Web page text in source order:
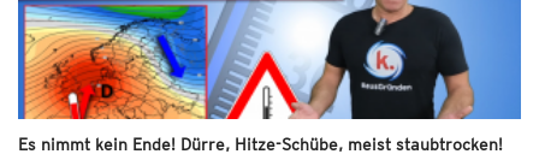
Es nimmt kein Ende! Dürre, Hitze-Schübe, meist staubtrocken!